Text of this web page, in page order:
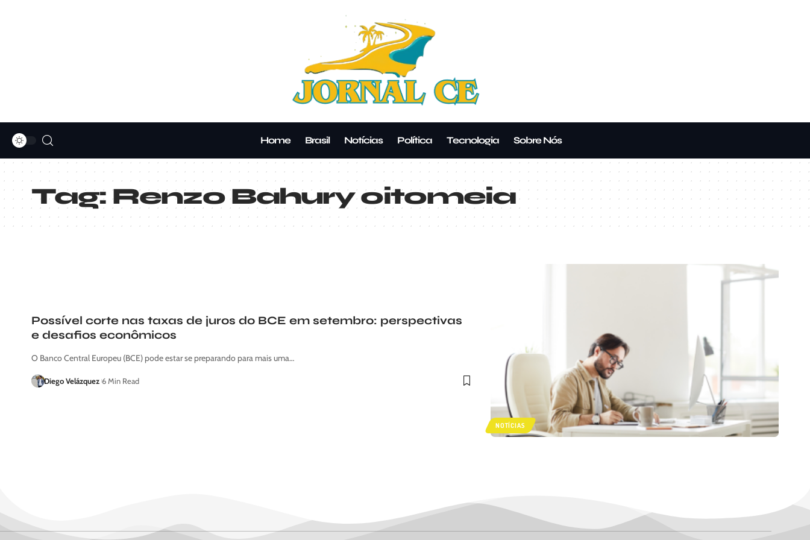
Home Brasil Notícias Política Tecnologia Sobre Nós
Tag: Renzo Bahury oitomeia
NOTÍCIAS
Possível corte nas taxas de juros do BCE em setembro: perspectivas
e desafios econômicos
O Banco Central Europeu (BCE) pode estar se preparando para mais uma…
Diego Velázquez 6 Min Read